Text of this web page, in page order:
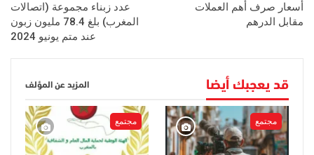
أسعار صرف أهم العملات
مقابل الدرهم
عدد زبناء مجموعة (اتصالات
المغرب) بلغ 78.4 مليون زبون
عند متم يونيو 2024
قد يعجبك أيضا المزيد عن المؤلف
مجتمع مجتمع